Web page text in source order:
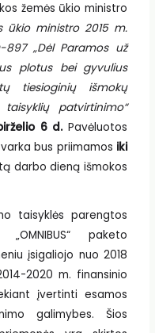
žemės ūkio ministro
ūkio ministro 2015 m.
„Dėl Paramos už
plotus bei gyvulius
tiesioginių išmokų
patvirtinimo“
6 d.Pavėluotos
bus priimamos iki
darbo dieną išmokos
taisyklės parengtos
paketo
įsigaliojo nuo 2018
2020 m. finansinio
įvertinti esamos
galimybes. Šios